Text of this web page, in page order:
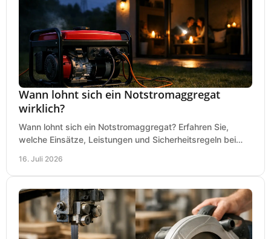
Wann lohnt sich ein Notstromaggregat
wirklich?
Wann lohnt sich ein Notstromaggregat? Erfahren Sie,
welche Einsätze, Leistungen und Sicherheitsregeln bei
16. Juli 2026